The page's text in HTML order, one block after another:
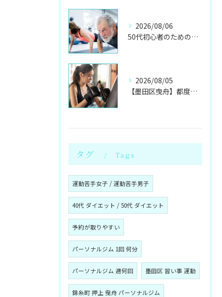
2026/08/06
50代初心者のためのパーソナルジムで健康体へ
2026/08/05
【墨田区曳舟】都度利用OK！初心者向けキックボクシングジム
タグ Tags
運動苦手女子 / 運動苦手男子
40代 ダイエット / 50代 ダイエット
予約が取りやすい
パーソナルジム 1回 何分
パーソナルジム 週何回 墨田区 習い事 運動
錦糸町 押上 曳舟 パーソナルジム